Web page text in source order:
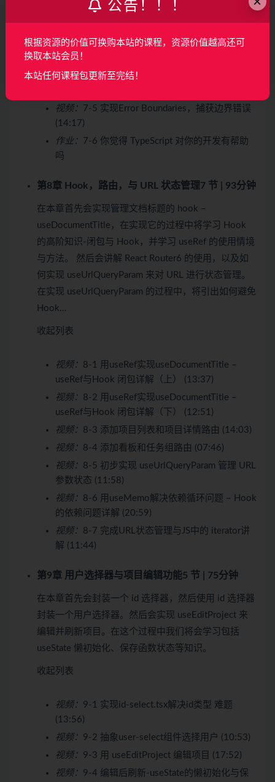
页面友好性 (10:10)
视频：7-2 用高级 Hook-useAsync统一处理
Loading和Error状态 (13:38)
视频：
理，与Event Loop详解 (20:10)
视频： 7-5 实现Error Boundaries，捕获边界错误
(14:17)
作业： 7-6 你觉得 TypeScript 对你的开发有帮助
吗
第8章 Hook，路由，与 URL 状态管理7 节 | 93分钟
在本章首先会实现管理文档标题的 hook –
useDocumentTitle，在实现它的过程中将学习 Hook
的高阶知识-闭包与 Hook，并学习 useRef 的使用情境
与方法。 然后会讲解 React Router6 的使用，以及如
何实现 useUrlQueryParam 来对 URL 进行状态管理。
在实现 useUrlQueryParam 的过程中，将引出如何避免
Hook…
收起列表
视频： 8-1 ⽤useRef实现useDocumentTitle –
useRef与Hook 闭包详解（上） (13:37)
视频： 8-2 ⽤useRef实现useDocumentTitle –
useRef与Hook 闭包详解（下） (12:51)
视频： 8-3 添加项目列表和项目详情路由 (14:03)
视频： 8-4 添加看板和任务组路由 (07:46)
视频： 8-5 初步实现 useUrlQueryParam 管理 URL
参数状态 (11:58)
视频： 8-6 用useMemo解决依赖循环问题 – Hook
的依赖问题详解 (20:59)
视频： 8-7 完成URL状态管理与JS中的 iterator讲
解 (11:44)
第9章 用户选择器与项目编辑功能5 节 | 75分钟
在本章首先会封装一个 id 选择器，然后使用 id 选择器
封装一个用户选择器。然后会实现 useEditProject 来
编辑并刷新项目。在这个过程中我们将会学习包括
useState 懒初始化、保存函数状态等知识。
收起列表
视频： 9-1 实现id-select.tsx解决id类型 难题
(13:56)
视频： 9-2 抽象user-select组件选择用户 (10:53)
视频： 9-3 用 useEditProject 编辑项目 (17:52)
视频： 9-4 编辑后刷新-useState的懒初始化与保
公告！！！
根据资源的价值可换购本站的课程，资源价值越高还可
换取本站会员！
本站任何课程包更新至完结！